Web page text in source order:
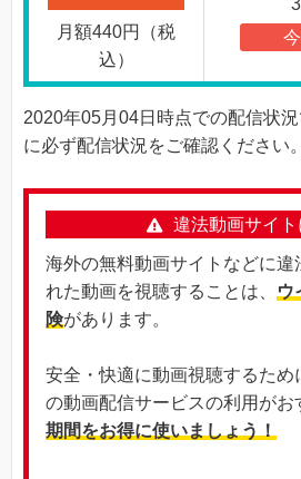
月額440円（税
込）
2020年05月04日時点での配信状
に必ず配信状況をご確認ください。
違法動画サイ
海外の無料動画サイトなどに違
れた動画を視聴することは、
ウ
険があります。
安全・快適に動画視聴するため
の動画配信サービスの利用がお
期間をお得に使いましょう！